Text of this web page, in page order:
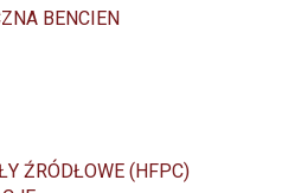
BENCIEN
ŹRÓDŁOWE (HFPC)